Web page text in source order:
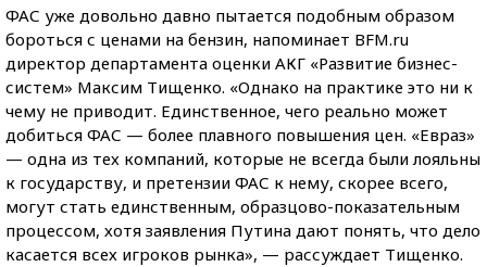
ФАС уже довольно давно пытается подобным образом
бороться с ценами на бензин, напоминает BFM.ru
директор департамента оценки АКГ «Развитие бизнес-
систем» Максим Тищенко. «Однако на практике это ни к
чему не приводит. Единственное, чего реально может
добиться ФАС — более плавного повышения цен. «Евраз»
— одна из тех компаний, которые не всегда были лояльны
к государству, и претензии ФАС к нему, скорее всего,
могут стать единственным, образцово-показательным
процессом, хотя заявления Путина дают понять, что дело
касается всех игроков рынка», — рассуждает Тищенко.